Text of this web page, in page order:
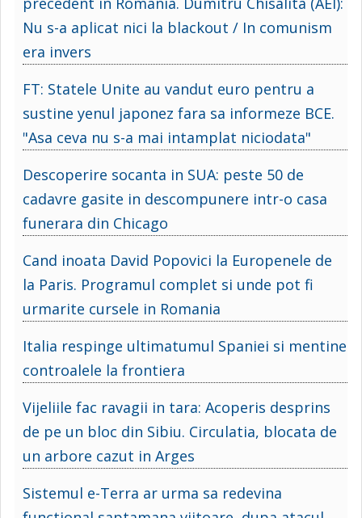
Nu s-a aplicat nici la blackout / In comunism
era invers
FT: Statele Unite au vandut euro pentru a
sustine yenul japonez fara sa informeze BCE.
"Asa ceva nu s-a mai intamplat niciodata"
Descoperire socanta in SUA: peste 50 de
cadavre gasite in descompunere intr-o casa
funerara din Chicago
Cand inoata David Popovici la Europenele de
la Paris. Programul complet si unde pot fi
urmarite cursele in Romania
Italia respinge ultimatumul Spaniei si mentine
controalele la frontiera
Vijeliile fac ravagii in tara: Acoperis desprins
de pe un bloc din Sibiu. Circulatia, blocata de
un arbore cazut in Arges
Sistemul e-Terra ar urma sa redevina